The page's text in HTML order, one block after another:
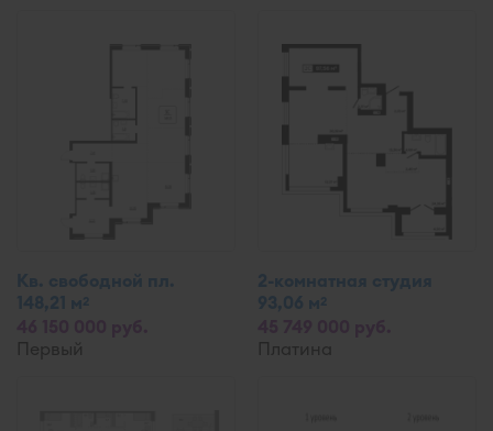
Кв. свободной пл.
148,21 м2
Первый
2-комнатная студия
93,06 м2
Платина